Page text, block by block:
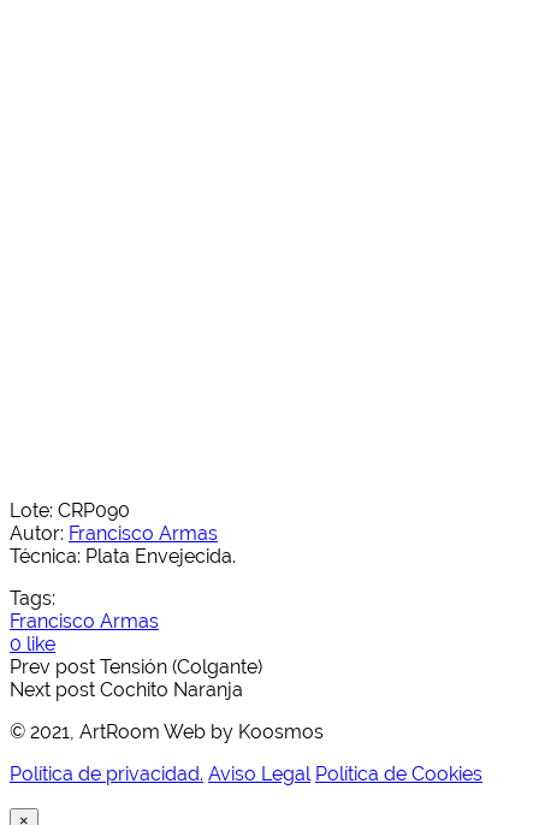
Lote: CRP090
Autor: Francisco Armas
Técnica: Plata Envejecida.
Tags:
Francisco Armas
0 like
Prev post Tensión (Colgante)
Next post Cochito Naranja
© 2021, ArtRoom Web by Koosmos
Política de privacidad. Aviso Legal Política de Cookies
×